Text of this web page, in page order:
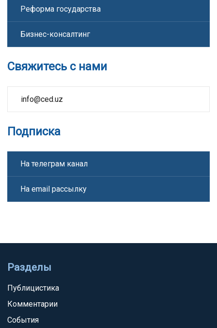
Реформа государства
Бизнес-консалтинг
Свяжитесь с нами
info@ced.uz
Подписка
На телеграм канал
На email рассылку
Разделы
Публицистика
Комментарии
События